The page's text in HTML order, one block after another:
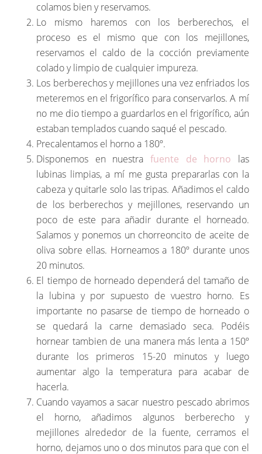
colamos bien y reservamos.
Lo mismo haremos con los berberechos, el
proceso es el mismo que con los mejillones,
reservamos el caldo de la cocción previamente
colado y limpio de cualquier impureza.
Los berberechos y mejillones una vez enfriados los
meteremos en el frigorífico para conservarlos. A mí
no me dio tiempo a guardarlos en el frigorífico, aún
estaban templados cuando saqué el pescado.
Precalentamos el horno a 180º.
Disponemos en nuestra fuente de horno las
lubinas limpias, a mí me gusta prepararlas con la
cabeza y quitarle solo las tripas. Añadimos el caldo
de los berberechos y mejillones, reservando un
poco de este para añadir durante el horneado.
Salamos y ponemos un chorreoncito de aceite de
oliva sobre ellas. Horneamos a 180º durante unos
20 minutos.
El tiempo de horneado dependerá del tamaño de
la lubina y por supuesto de vuestro horno. Es
importante no pasarse de tiempo de horneado o
se quedará la carne demasiado seca. Podéis
hornear tambien de una manera más lenta a 150º
durante los primeros 15-20 minutos y luego
aumentar algo la temperatura para acabar de
hacerla.
Cuando vayamos a sacar nuestro pescado abrimos
el horno, añadimos algunos berberecho y
mejillones alrededor de la fuente, cerramos el
horno, dejamos uno o dos minutos para que con el